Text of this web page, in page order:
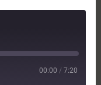
00:00 / 7:20